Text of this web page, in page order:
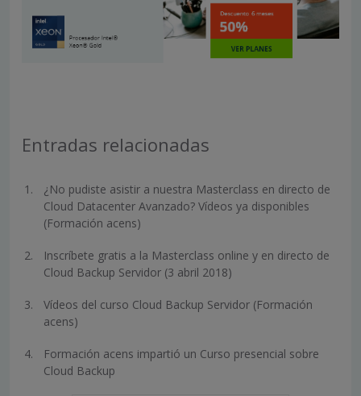
Entradas relacionadas
¿No pudiste asistir a nuestra Masterclass en directo de
Cloud Datacenter Avanzado? Vídeos ya disponibles
(Formación acens)
Inscríbete gratis a la Masterclass online y en directo de
Cloud Backup Servidor (3 abril 2018)
Vídeos del curso Cloud Backup Servidor (Formación
acens)
Formación acens impartió un Curso presencial sobre
Cloud Backup